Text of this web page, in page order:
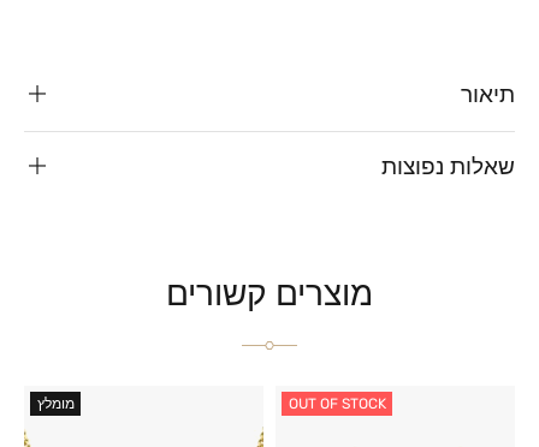
תיאור
שאלות נפוצות
מוצרים קשורים
OUT OF STOCK מומלץ